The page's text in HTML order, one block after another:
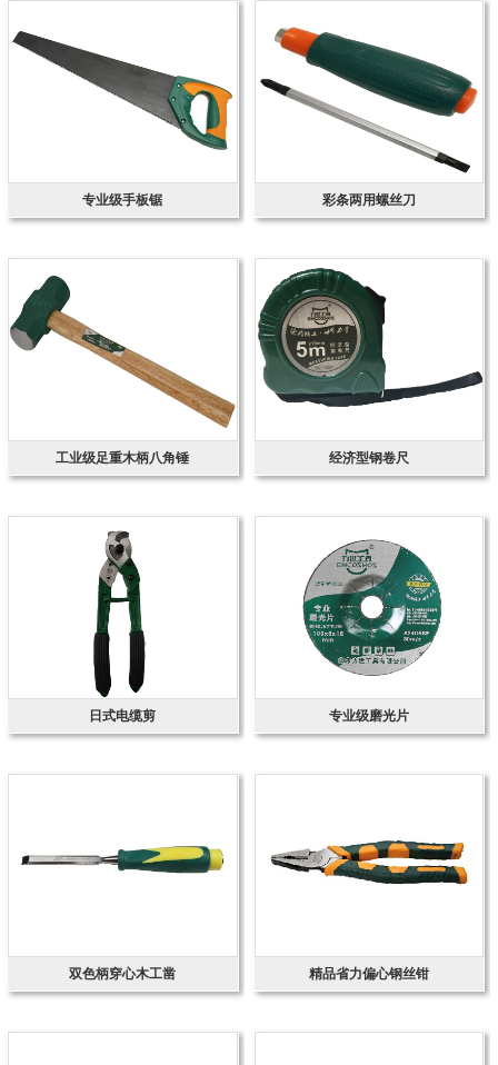
专业级手板锯 彩条两用螺丝刀
工业级足重木柄八角锤 经济型钢卷尺
日式电缆剪 专业级磨光片
双色柄穿心木工凿 精品省力偏心钢丝钳